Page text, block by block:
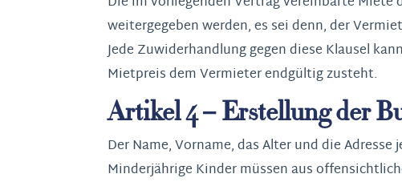
weitergegeben werden, es sei denn, der
Jede Zuwiderhandlung gegen diese Klausel
Mietpreis dem Vermieter endgültig zusteht.
Artikel 4 – Erstellung der
Der Name, Vorname, das Alter und die
Minderjährige Kinder müssen aus